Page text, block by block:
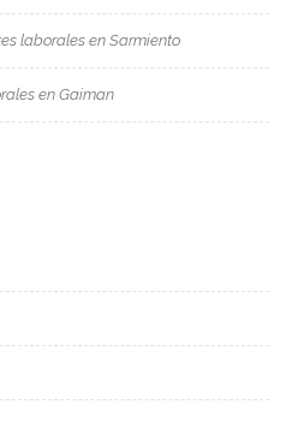
laborales en Sarmiento
en Gaiman